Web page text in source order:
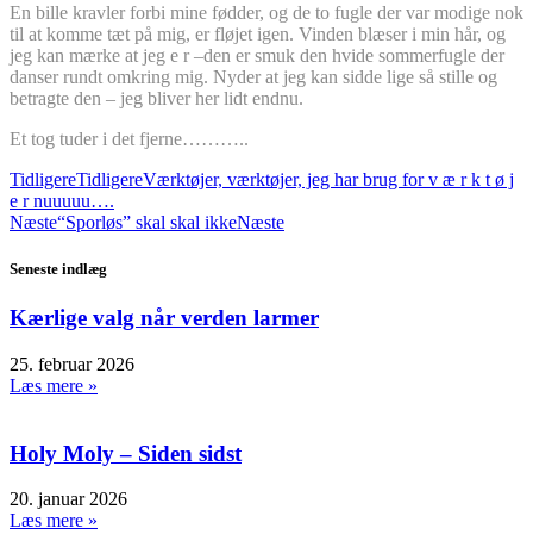
En bille kravler forbi mine fødder, og de to fugle der var modige nok
til at komme tæt på mig, er fløjet igen. Vinden blæser i min hår, og
jeg kan mærke at jeg e r –den er smuk den hvide sommerfugle der
danser rundt omkring mig. Nyder at jeg kan sidde lige så stille og
betragte den – jeg bliver her lidt endnu.
Et tog tuder i det fjerne………..
TidligereTidligereVærktøjer, værktøjer, jeg har brug for v æ r k t ø j
e r nuuuuu….
Næste“Sporløs” skal skal ikkeNæste
Seneste indlæg
Kærlige valg når verden larmer
25. februar 2026
Læs mere »
Holy Moly – Siden sidst
20. januar 2026
Læs mere »